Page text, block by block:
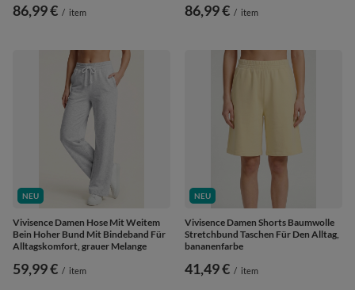
86,99 € / item 86,99 € / item
NEU
Vivisence Damen Hose Mit Weitem
Bein Hoher Bund Mit Bindeband Für
Alltagskomfort, grauer Melange
59,99 € / item
NEU
Vivisence Damen Shorts Baumwolle
Stretchbund Taschen Für Den Alltag,
bananenfarbe
41,49 € / item